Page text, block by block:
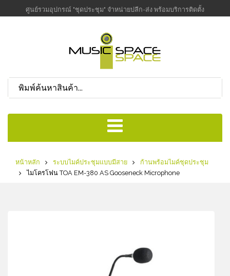
ศูนย์รวมอุปกรณ์ "ชุดประชุม" จำหน่ายปลีก-ส่ง พร้อมบริการติดตั้ง
หน้าหลัก ระบบไมค์ประชุมแบบมีสาย
ก้านพร้อมไมค์ชุดประชุม
ไมโครโฟน TOA EM-380 AS Gooseneck Microphone